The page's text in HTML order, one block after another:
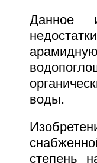
Данное
воды.
степень